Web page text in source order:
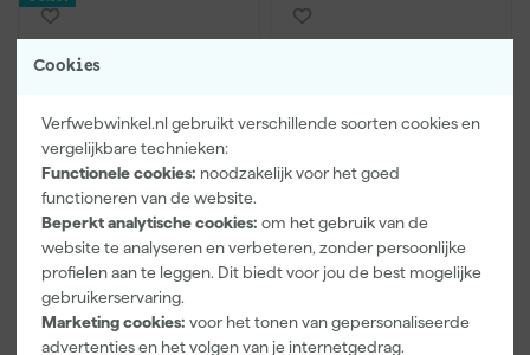
Cookies
Verfwebwinkel.nl gebruikt verschillende soorten cookies en
vergelijkbare technieken:
Functionele cookies: noodzakelijk voor het goed
functioneren van de website.
Beperkt analytische cookies: om het gebruik van de
website te analyseren en verbeteren, zonder persoonlijke
profielen aan te leggen. Dit biedt voor jou de best mogelijke
gebruikerservaring.
Marketing cookies: voor het tonen van gepersonaliseerde
advertenties en het volgen van je internetgedrag.
Rust Oleum 9700
Coldmax Rapid
Rust-Oleum 9700
Coldmax Rapid - RAL
7016 antracietgrijs -
Coldmax Rapid
Activator - 0,75L
Over 20 weken bezorgd